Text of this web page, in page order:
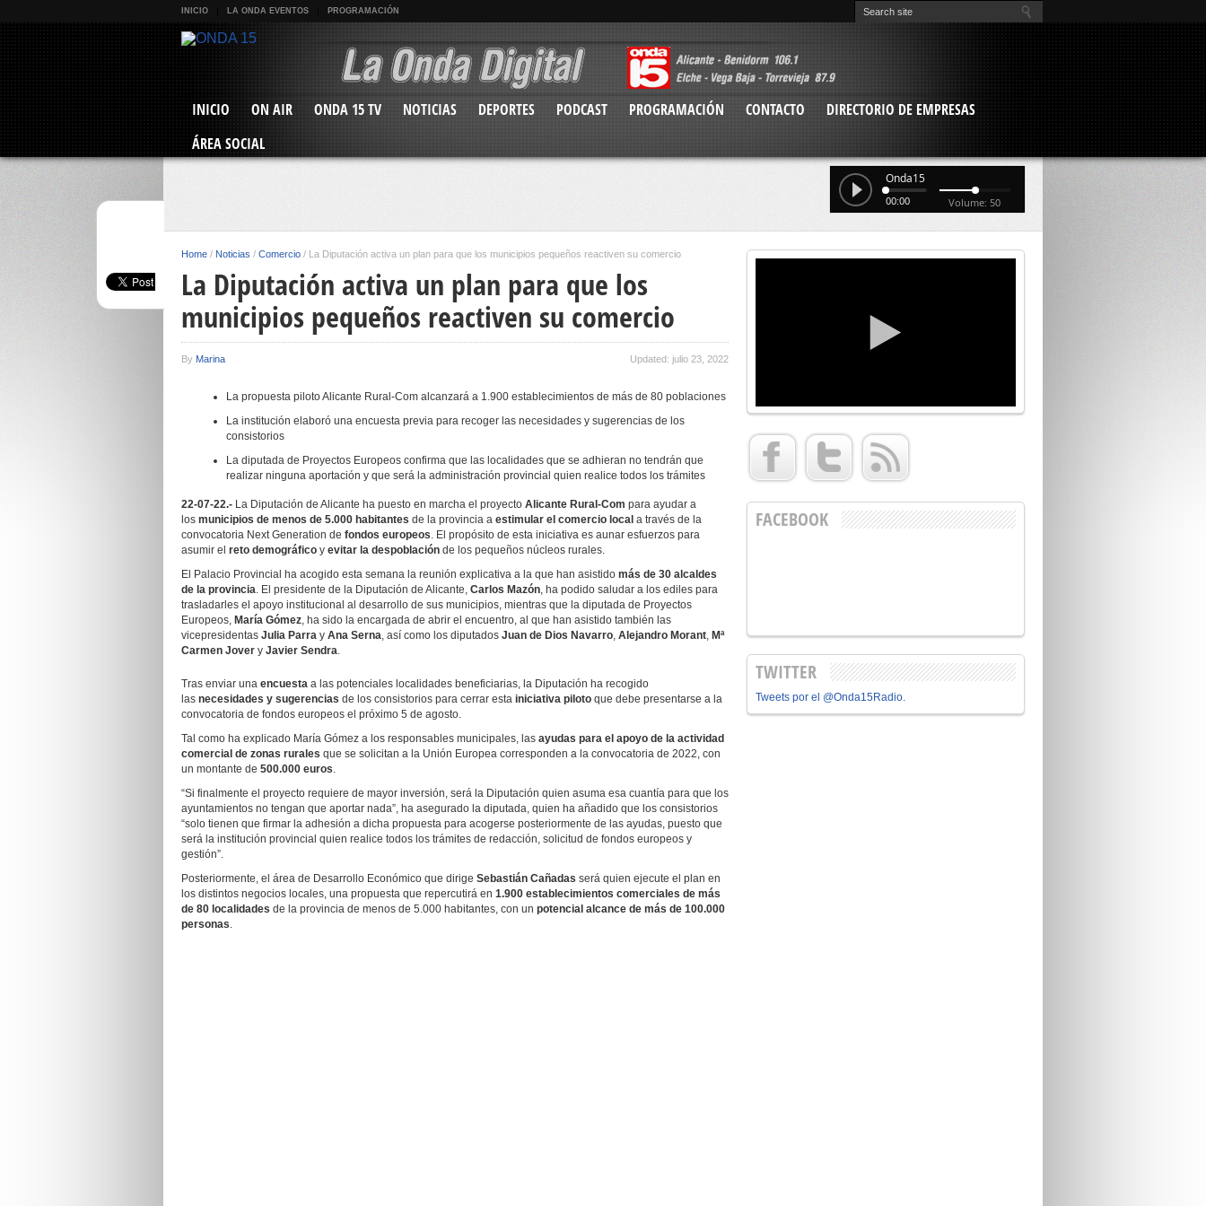
INICIO LA ONDA EVENTOS PROGRAMACIÓN
INICIO ON AIR ONDA 15 TV NOTICIAS DEPORTES PODCAST PROGRAMACIÓN CONTACTO
DIRECTORIO DE EMPRESAS
ÁREA SOCIAL
Onda15
00:00 Volume: 50
Home / Noticias / Comercio / La Diputación activa un plan para que los municipios pequeños reactiven su comercio
La Diputación activa un plan para que los
municipios pequeños reactiven su comercio
By Marina Updated: julio 23, 2022
La propuesta piloto Alicante Rural-Com alcanzará a 1.900 establecimientos de más de 80 poblaciones
La institución elaboró una encuesta previa para recoger las necesidades y sugerencias de los
consistorios
La diputada de Proyectos Europeos confirma que las localidades que se adhieran no tendrán que
realizar ninguna aportación y que será la administración provincial quien realice todos los trámites
22-07-22.- La Diputación de Alicante ha puesto en marcha el proyecto Alicante Rural-Com para ayudar a
los municipios de menos de 5.000 habitantes de la provincia a estimular el comercio local a través de la
convocatoria Next Generation de fondos europeos. El propósito de esta iniciativa es aunar esfuerzos para
asumir el reto demográfico y evitar la despoblación de los pequeños núcleos rurales.
El Palacio Provincial ha acogido esta semana la reunión explicativa a la que han asistido más de 30 alcaldes
de la provincia. El presidente de la Diputación de Alicante, Carlos Mazón, ha podido saludar a los ediles para
trasladarles el apoyo institucional al desarrollo de sus municipios, mientras que la diputada de Proyectos
Europeos, María Gómez, ha sido la encargada de abrir el encuentro, al que han asistido también las
vicepresidentas Julia Parra y Ana Serna, así como los diputados Juan de Dios Navarro, Alejandro Morant, Mª
Carmen Jover y Javier Sendra.
Tras enviar una encuesta a las potenciales localidades beneficiarias, la Diputación ha recogido
las necesidades y sugerencias de los consistorios para cerrar esta iniciativa piloto que debe presentarse a la
convocatoria de fondos europeos el próximo 5 de agosto.
Tal como ha explicado María Gómez a los responsables municipales, las ayudas para el apoyo de la actividad
comercial de zonas rurales que se solicitan a la Unión Europea corresponden a la convocatoria de 2022, con
un montante de 500.000 euros.
“Si finalmente el proyecto requiere de mayor inversión, será la Diputación quien asuma esa cuantía para que los
ayuntamientos no tengan que aportar nada”, ha asegurado la diputada, quien ha añadido que los consistorios
“solo tienen que firmar la adhesión a dicha propuesta para acogerse posteriormente de las ayudas, puesto que
será la institución provincial quien realice todos los trámites de redacción, solicitud de fondos europeos y
gestión”.
Posteriormente, el área de Desarrollo Económico que dirige Sebastián Cañadas será quien ejecute el plan en
los distintos negocios locales, una propuesta que repercutirá en 1.900 establecimientos comerciales de más
de 80 localidades de la provincia de menos de 5.000 habitantes, con un potencial alcance de más de 100.000
personas.
FACEBOOK
TWITTER
Tweets por el @Onda15Radio.